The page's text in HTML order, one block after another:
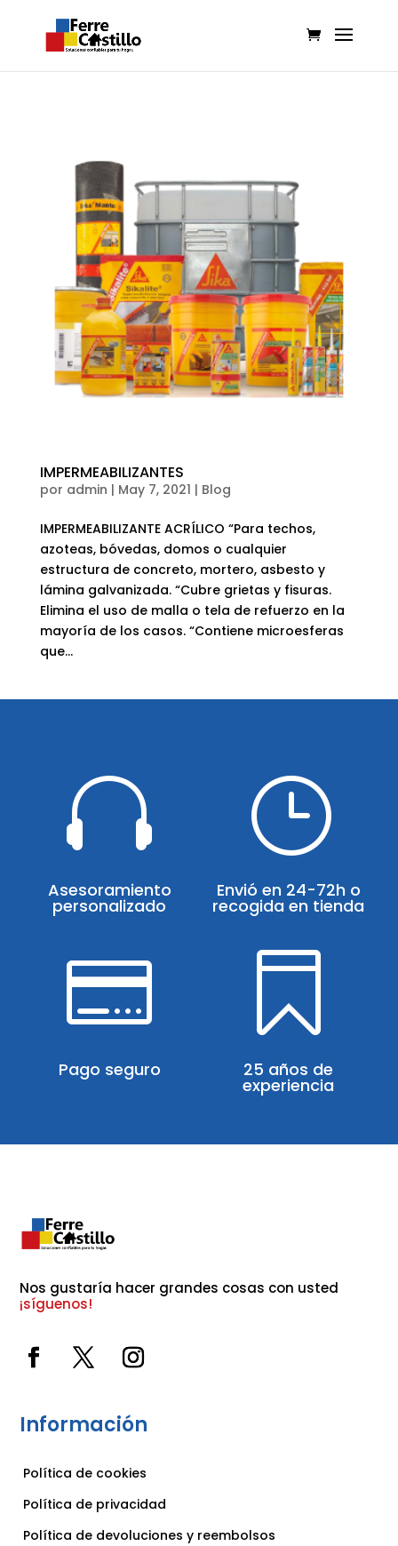
IMPERMEABILIZANTES
por admin | May 7, 2021 | Blog
IMPERMEABILIZANTE ACRÍLICO “Para techos,
azoteas, bóvedas, domos o cualquier
estructura de concreto, mortero, asbesto y
lámina galvanizada. “Cubre grietas y fisuras.
Elimina el uso de malla o tela de refuerzo en la
mayoría de los casos. “Contiene microesferas
que...

Asesoramiento
personalizado
}
Envió en 24-72h o
recogida en tienda

Pago seguro

25 años de
experiencia
Nos gustaría hacer grandes cosas con usted
¡síguenos!
Información
Política de cookies
Política de privacidad
Política de devoluciones y reembolsos